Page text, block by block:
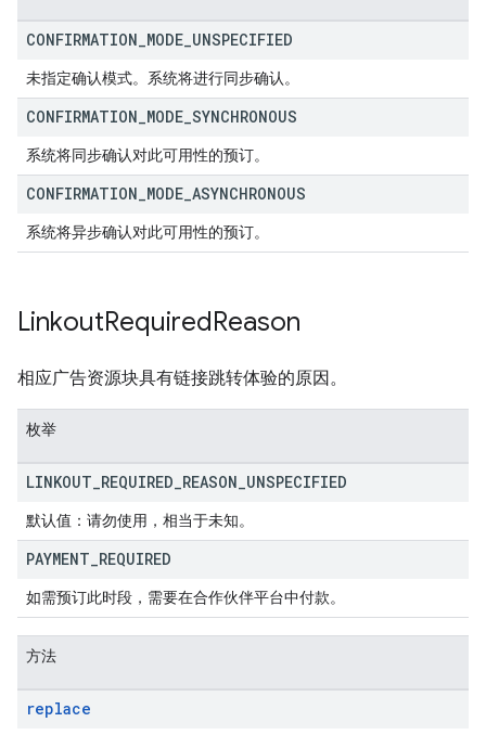
CONFIRMATION MODE UNSPECIFIED
未指定确认模式。系统将进行同步确认。
CONFIRMATION MODE SYNCHRONOUS
系统将同步确认对此可用性的预订。
CONFIRMATION MODE ASYNCHRONOUS
系统将异步确认对此可用性的预订。
LinkoutRequiredReason
相应广告资源块具有链接跳转体验的原因。
枚举
LINKOUT REQUIRED REASON UNSPECIFIED
默认值：请勿使用，相当于未知。
PAYMENT REQUIRED
如需预订此时段，需要在合作伙伴平台中付款。
方法
replace